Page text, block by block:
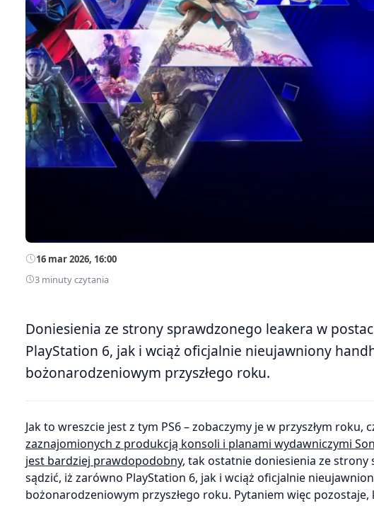
16 mar 2026, 16:00
3 minuty czytania
Doniesienia ze strony sprawdzonego leakera w
PlayStation 6, jak i wciąż oficjalnie nieujawniony
bożonarodzeniowym przyszłego roku.
Jak to wreszcie jest z tym PS6 – zobaczymy je w przyszłym roku,
zaznajomionych z produkcją konsoli i planami wydawniczymi
jest bardziej prawdopodobny, tak ostatnie doniesienia ze strony
sądzić, iż zarówno PlayStation 6, jak i wciąż oficjalnie
bożonarodzeniowym przyszłego roku. Pytaniem więc